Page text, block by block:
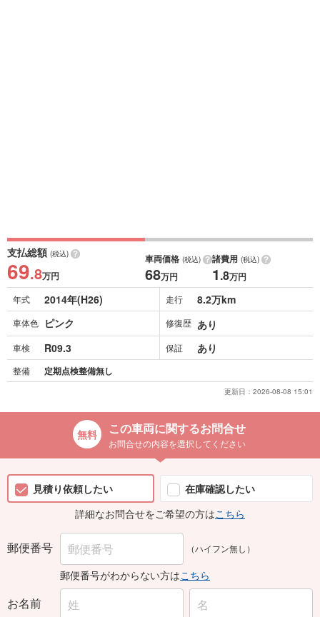
支払総額 (税込)
69.8万円
車両価格 (税込)
68万円
諸費用 (税込)
1.8万円
年式 2014年(H26) 走行 8.2万km
車体色 ピンク 修復歴 あり
車検 R09.3 保証 あり
整備 定期点検整備無し
更新日： 2026-08-08 15:01
この車両に関するお問合せ
お問合せの内容を選択してください
見積り依頼したい
在庫確認したい
詳細なお問合せをご希望の方はこちら
郵便番号 （ハイフン無し）
郵便番号がわからない方はこちら
お名前